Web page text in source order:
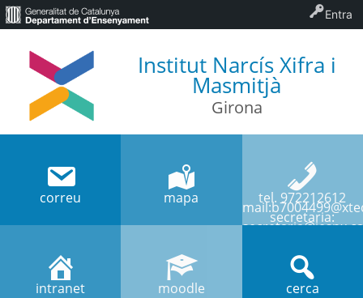
Institut Narcís Xifra i
Masmitjà
Girona
correu mapa tel. 972212612
secretaria:
intranet moodle cerca
Entra